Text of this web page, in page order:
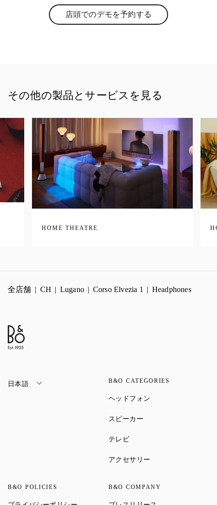
店頭でのデモを予約する
Link Opens in New Tab
その他の製品とサービスを見る
HOME THEATRE
全店舗 CH Lugano Corso Elvezia 1 Headphones
日本語 B&O CATEGORIES
ヘッドフォン
スピーカー
テレビLink Opens in New Tab
アクセサリー
B&O POLICIES B&O COMPANY